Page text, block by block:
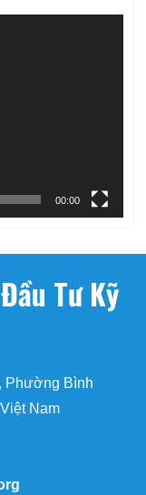
00:00
Tư Kỹ
Phường Bình
Nam